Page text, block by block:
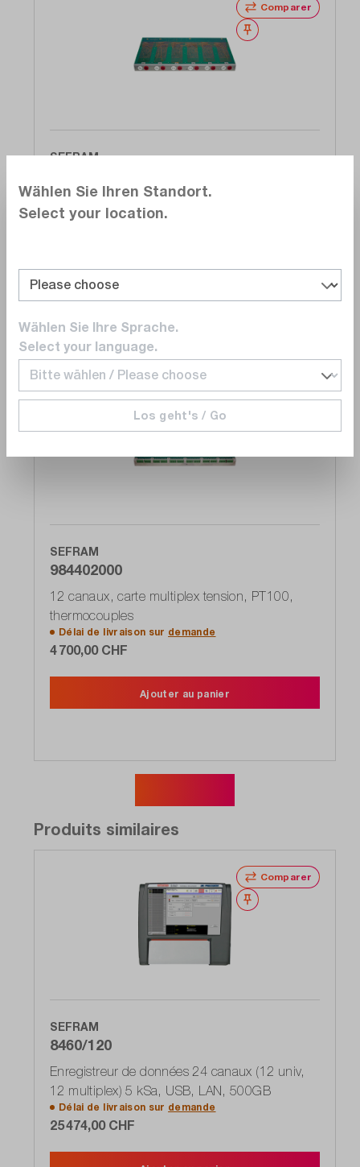
Comparer
Noter
SEFRAM
Carte HT 6 canaux VDC 2000 volts pour
DAS1600 et 8460
Ajouter au panier
Comparer
SEFRAM
984402000
12 canaux, carte multiplex tension, PT100,
thermocouples
Délai de livraison sur demande
4 700,00 CHF
Ajouter au panier
Produits similaires
Comparer
Noter
SEFRAM
8460/120
Enregistreur de données 24 canaux (12 univ,
12 multiplex) 5 kSa, USB, LAN, 500GB
Délai de livraison sur demande
25 474,00 CHF
Wählen Sie Ihren Standort.
Select your location.
Wählen Sie Ihre Sprache.
Select your language.
Los geht's / Go